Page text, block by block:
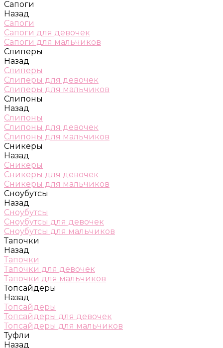
Сапоги
Назад
Сапоги
Сапоги для девочек
Сапоги для мальчиков
Слиперы
Назад
Слиперы
Слиперы для девочек
Слиперы для мальчиков
Слипоны
Назад
Слипоны
Слипоны для девочек
Слипоны для мальчиков
Сникеры
Назад
Сникеры
Сникеры для девочек
Сникеры для мальчиков
Сноубутсы
Назад
Сноубутсы
Сноубутсы для девочек
Сноубутсы для мальчиков
Тапочки
Назад
Тапочки
Тапочки для девочек
Тапочки для мальчиков
Топсайдеры
Назад
Топсайдеры
Топсайдеры для девочек
Топсайдеры для мальчиков
Туфли
Назад